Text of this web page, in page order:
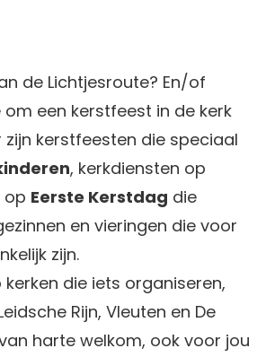
de Lichtjesroute? En/of
om een kerstfeest in de kerk
zijn kerstfeesten die speciaal
, kerkdiensten op
op Eerste Kerstdag die
en vieringen die voor
zijn.
kerken die iets organiseren,
Rijn, Vleuten en De
harte welkom, ook voor jou